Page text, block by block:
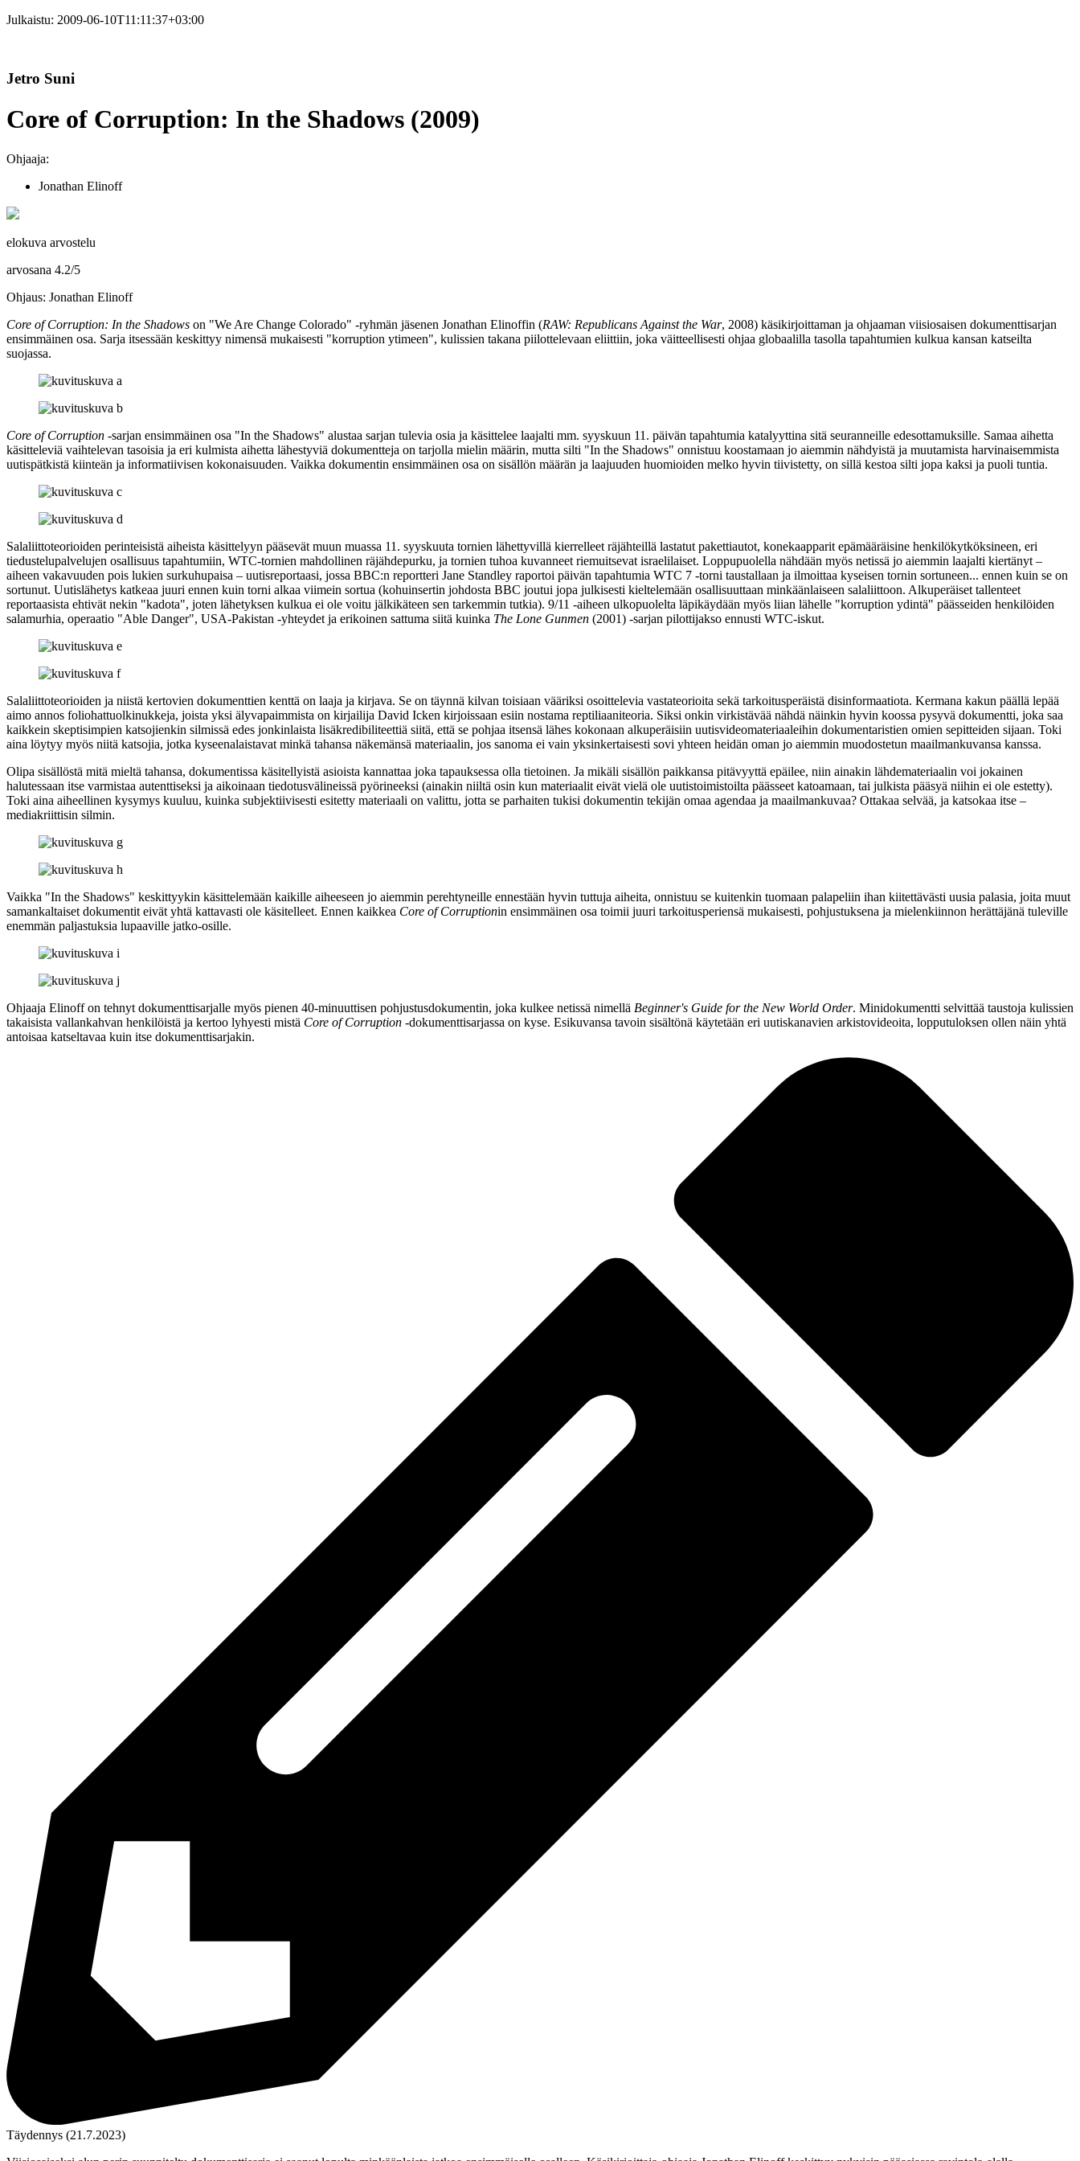
Julkaistu: 2009-06-10T11:11:37+03:00
Jetro Suni
Core of Corruption: In the Shadows (2009)
Ohjaaja:
Jonathan Elinoff
elokuva arvostelu
arvosana 4.2/5
Ohjaus: Jonathan Elinoff
Core of Corruption: In the Shadows on "We Are Change Colorado" ‑ryhmän jäsenen Jonathan Elinoffin (RAW: Republicans Against the War, 2008) käsikirjoittaman ja ohjaaman viisiosaisen dokumenttisarjan
ensimmäinen osa. Sarja itsessään keskittyy nimensä mukaisesti "korruption ytimeen", kulissien takana piilottelevaan eliittiin, joka väitteellisesti ohjaa globaalilla tasolla tapahtumien kulkua kansan katseilta
suojassa.
Core of Corruption ‑sarjan ensimmäinen osa "In the Shadows" alustaa sarjan tulevia osia ja käsittelee laajalti mm. syyskuun 11. päivän tapahtumia katalyyttina sitä seuranneille edesottamuksille. Samaa aihetta
käsitteleviä vaihtelevan tasoisia ja eri kulmista aihetta lähestyviä dokumentteja on tarjolla mielin määrin, mutta silti "In the Shadows" onnistuu koostamaan jo aiemmin nähdyistä ja muutamista harvinaisemmista
uutispätkistä kiinteän ja informatiivisen kokonaisuuden. Vaikka dokumentin ensimmäinen osa on sisällön määrän ja laajuuden huomioiden melko hyvin tiivistetty, on sillä kestoa silti jopa kaksi ja puoli tuntia.
Salaliittoteorioiden perinteisistä aiheista käsittelyyn pääsevät muun muassa 11. syyskuuta tornien lähettyvillä kierrelleet räjähteillä lastatut pakettiautot, konekaapparit epämääräisine henkilökytköksineen, eri
tiedustelupalvelujen osallisuus tapahtumiin, WTC‑tornien mahdollinen räjähdepurku, ja tornien tuhoa kuvanneet riemuitsevat israelilaiset. Loppupuolella nähdään myös netissä jo aiemmin laajalti kiertänyt –
aiheen vakavuuden pois lukien surkuhupaisa – uutisreportaasi, jossa BBC:n reportteri Jane Standley raportoi päivän tapahtumia WTC 7 ‑torni taustallaan ja ilmoittaa kyseisen tornin sortuneen... ennen kuin se on
sortunut. Uutislähetys katkeaa juuri ennen kuin torni alkaa viimein sortua (kohuinsertin johdosta BBC joutui jopa julkisesti kieltelemään osallisuuttaan minkäänlaiseen salaliittoon. Alkuperäiset tallenteet
reportaasista ehtivät nekin "kadota", joten lähetyksen kulkua ei ole voitu jälkikäteen sen tarkemmin tutkia). 9/11 ‑aiheen ulkopuolelta läpikäydään myös liian lähelle "korruption ydintä" päässeiden henkilöiden
salamurhia, operaatio "Able Danger", USA‑Pakistan ‑yhteydet ja erikoinen sattuma siitä kuinka The Lone Gunmen (2001) ‑sarjan pilottijakso ennusti WTC‑iskut.
Salaliittoteorioiden ja niistä kertovien dokumenttien kenttä on laaja ja kirjava. Se on täynnä kilvan toisiaan vääriksi osoittelevia vastateorioita sekä tarkoitusperäistä disinformaatiota. Kermana kakun päällä lepää
aimo annos foliohattuolkinukkeja, joista yksi älyvapaimmista on kirjailija David Icken kirjoissaan esiin nostama reptiliaaniteoria. Siksi onkin virkistävää nähdä näinkin hyvin koossa pysyvä dokumentti, joka saa
kaikkein skeptisimpien katsojienkin silmissä edes jonkinlaista lisäkredibiliteettiä siitä, että se pohjaa itsensä lähes kokonaan alkuperäisiin uutisvideomateriaaleihin dokumentaristien omien sepitteiden sijaan. Toki
aina löytyy myös niitä katsojia, jotka kyseenalaistavat minkä tahansa näkemänsä materiaalin, jos sanoma ei vain yksinkertaisesti sovi yhteen heidän oman jo aiemmin muodostetun maailmankuvansa kanssa.
Olipa sisällöstä mitä mieltä tahansa, dokumentissa käsitellyistä asioista kannattaa joka tapauksessa olla tietoinen. Ja mikäli sisällön paikkansa pitävyyttä epäilee, niin ainakin lähdemateriaalin voi jokainen
halutessaan itse varmistaa autenttiseksi ja aikoinaan tiedotusvälineissä pyörineeksi (ainakin niiltä osin kun materiaalit eivät vielä ole uutistoimistoilta päässeet katoamaan, tai julkista pääsyä niihin ei ole estetty).
Toki aina aiheellinen kysymys kuuluu, kuinka subjektiivisesti esitetty materiaali on valittu, jotta se parhaiten tukisi dokumentin tekijän omaa agendaa ja maailmankuvaa? Ottakaa selvää, ja katsokaa itse –
mediakriittisin silmin.
Vaikka "In the Shadows" keskittyykin käsittelemään kaikille aiheeseen jo aiemmin perehtyneille ennestään hyvin tuttuja aiheita, onnistuu se kuitenkin tuomaan palapeliin ihan kiitettävästi uusia palasia, joita muut
samankaltaiset dokumentit eivät yhtä kattavasti ole käsitelleet. Ennen kaikkea Core of Corruptionin ensimmäinen osa toimii juuri tarkoitusperiensä mukaisesti, pohjustuksena ja mielenkiinnon herättäjänä tuleville
enemmän paljastuksia lupaaville jatko-osille.
Ohjaaja Elinoff on tehnyt dokumenttisarjalle myös pienen 40‑minuuttisen pohjustusdokumentin, joka kulkee netissä nimellä Beginner's Guide for the New World Order. Minidokumentti selvittää taustoja kulissien
takaisista vallankahvan henkilöistä ja kertoo lyhyesti mistä Core of Corruption ‑dokumenttisarjassa on kyse. Esikuvansa tavoin sisältönä käytetään eri uutiskanavien arkistovideoita, lopputuloksen ollen näin yhtä
antoisaa katseltavaa kuin itse dokumenttisarjakin.
Täydennys (21.7.2023)